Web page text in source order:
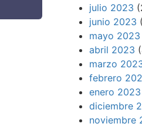
julio 2023
junio 2023
mayo 2023
abril 2023
marzo
febrero
enero 2023
diciembre
noviembre